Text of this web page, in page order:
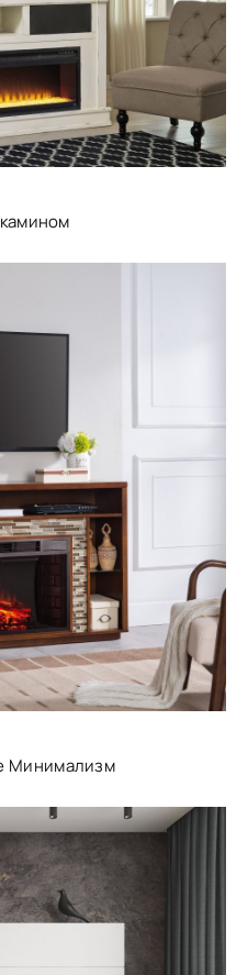
Минимализм